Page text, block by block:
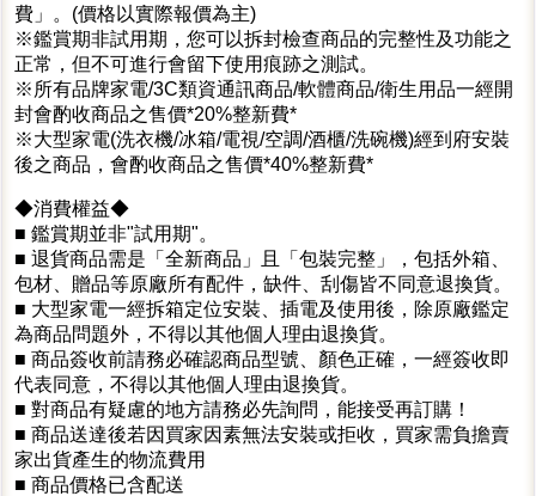
費」。(價格以實際報價為主)
※鑑賞期非試用期，您可以拆封檢查商品的完整性及功能之
正常，但不可進行會留下使用痕跡之測試。
※所有品牌家電/3C類資通訊商品/軟體商品/衛生用品一經開
封會酌收商品之售價*20%整新費*
※大型家電(洗衣機/冰箱/電視/空調/酒櫃/洗碗機)經到府安裝
後之商品，會酌收商品之售價*40%整新費*
◆消費權益◆
■ 鑑賞期並非"試用期"。
■ 退貨商品需是「全新商品」且「包裝完整」，包括外箱、
包材、贈品等原廠所有配件，缺件、刮傷皆不同意退換貨。
■ 大型家電一經拆箱定位安裝、插電及使用後，除原廠鑑定
為商品問題外，不得以其他個人理由退換貨。
■ 商品簽收前請務必確認商品型號、顏色正確，一經簽收即
代表同意，不得以其他個人理由退換貨。
■ 對商品有疑慮的地方請務必先詢問，能接受再訂購！
■ 商品送達後若因買家因素無法安裝或拒收，買家需負擔賣
家出貨產生的物流費用
■ 商品價格已含配送